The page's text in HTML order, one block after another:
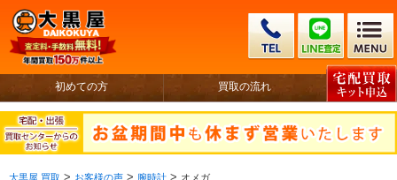
初めての方 買取の流れ
大黒屋 買取 > お客様の声 > 腕時計 > オメガ